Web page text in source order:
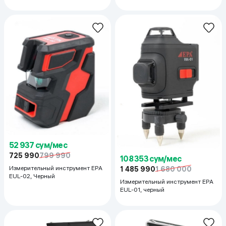
52 937 сум/мес
725 990799 990
Измерительный инструмент EPA
EUL-02, Черный
108 353 сум/мес
1 485 9901 680 000
Измерительный инструмент EPA
EUL-01, черный